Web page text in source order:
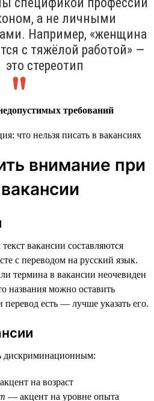
а не личными
Например, «женщина
с тяжёлой работой» —
это стереотип
требований
внимание при
вакансии составляются
с переводом на русский язык.
термина в вакансии неочевиден
названия можно оставить
есть — лучше указать его.
дискриминационным:
на возраст
— акцент на уровне опыта